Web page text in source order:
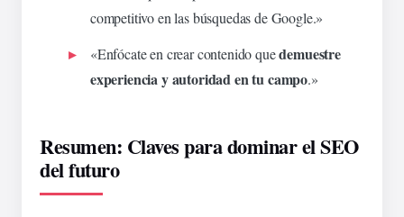
competitivo en las búsquedas de Google.»
«Enfócate en crear contenido quedemuestre
experiencia y autoridad en tu campo.»
Resumen: Claves para dominar el SEO
del futuro